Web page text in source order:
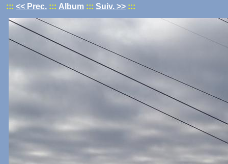
::: << Prec. ::: Album ::: Suiv. >> :::